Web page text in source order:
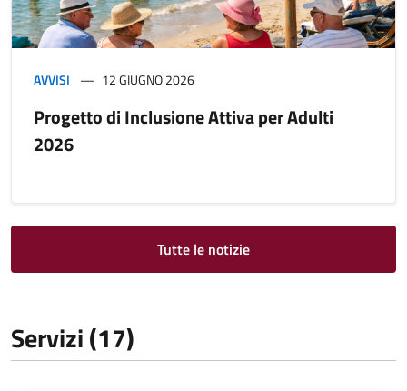
AVVISI 12 GIUGNO 2026
Progetto di Inclusione Attiva per Adulti
2026
Tutte le notizie
Servizi (17)